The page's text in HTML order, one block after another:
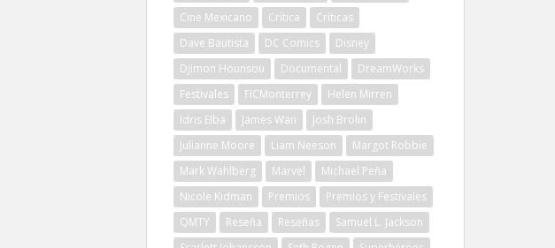
Cine Mexicano
Crítica
Críticas
Dave Bautista
DC Comics
Disney
Djimon Hounsou
Documental
DreamWorks
Festivales
FICMonterrey
Helen Mirren
Idris Elba
James Wan
Josh Brolin
Julianne Moore
Liam Neeson
Margot Robbie
Mark Wahlberg
Marvel
Michael Peña
Nicole Kidman
Premios
Premios y Festivales
QMTY
Reseña Reseñas
Samuel L. Jackson